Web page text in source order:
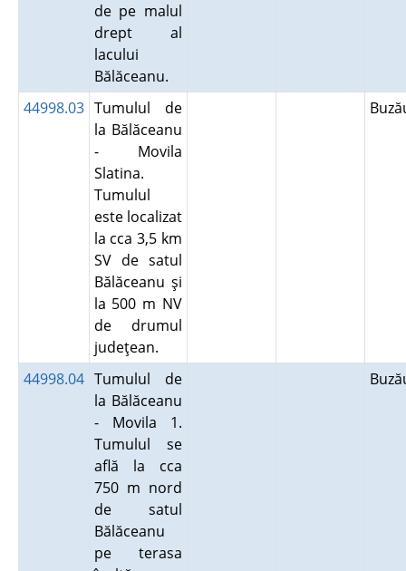
de pe malul
drept al
lacului
Bălăceanu.
44998.03 Tumulul de
la Bălăceanu
- Movila
Slatina.
Tumulul
este localizat
la cca 3,5 km
SV de satul
Bălăceanu şi
la 500 m NV
de drumul
judeţean.
44998.04 Tumulul de
la Bălăceanu
- Movila 1.
Tumulul se
află la cca
750 m nord
de satul
Bălăceanu
pe terasa